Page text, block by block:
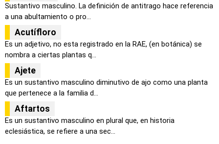
Sustantivo masculino. La definición de antitrago hace referencia
a una abultamiento o pro...
Acutífloro
Es un adjetivo, no esta registrado en la RAE, (en botánica) se
nombra a ciertas plantas q...
Ajete
Es un sustantivo masculino diminutivo de ajo como una planta
que pertenece a la familia d...
Aftartos
Es un sustantivo masculino en plural que, en historia
eclesiástica, se refiere a una sec...